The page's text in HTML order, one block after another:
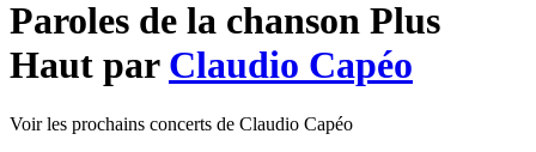
Paroles de la chanson Plus
Haut par Claudio Capéo
Voir les prochains concerts de Claudio Capéo